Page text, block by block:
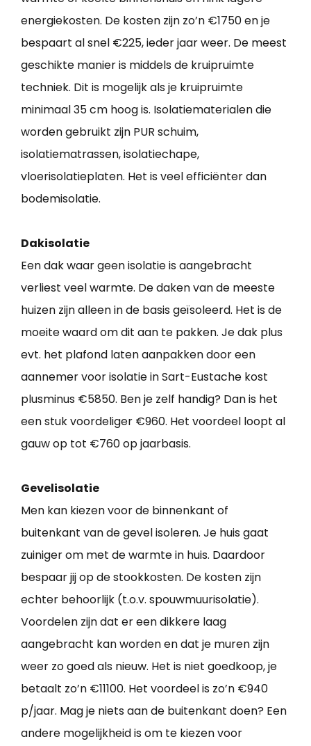
energiekosten. De kosten zijn zo’n €1750 en je
bespaart al snel €225, ieder jaar weer. De meest
geschikte manier is middels de kruipruimte
techniek. Dit is mogelijk als je kruipruimte
minimaal 35 cm hoog is. Isolatiematerialen die
worden gebruikt zijn PUR schuim,
isolatiematrassen, isolatiechape,
vloerisolatieplaten. Het is veel efficiënter dan
bodemisolatie.
Dakisolatie
Een dak waar geen isolatie is aangebracht
verliest veel warmte. De daken van de meeste
huizen zijn alleen in de basis geïsoleerd. Het is de
moeite waard om dit aan te pakken. Je dak plus
evt. het plafond laten aanpakken door een
aannemer voor isolatie in Sart-Eustache kost
plusminus €5850. Ben je zelf handig? Dan is het
een stuk voordeliger €960. Het voordeel loopt al
gauw op tot €760 op jaarbasis.
Gevelisolatie
Men kan kiezen voor de binnenkant of
buitenkant van de gevel isoleren. Je huis gaat
zuiniger om met de warmte in huis. Daardoor
bespaar jij op de stookkosten. De kosten zijn
echter behoorlijk (t.o.v. spouwmuurisolatie).
Voordelen zijn dat er een dikkere laag
aangebracht kan worden en dat je muren zijn
weer zo goed als nieuw. Het is niet goedkoop, je
betaalt zo’n €11100. Het voordeel is zo’n €940
p/jaar. Mag je niets aan de buitenkant doen? Een
andere mogelijkheid is om te kiezen voor